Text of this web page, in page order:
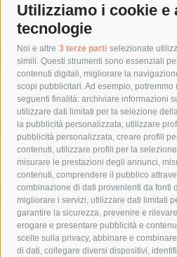
Utilizziamo i cookie e
tecnologie
Noi e altre 3 terze parti selezionate
simili. Questi strumenti sono essenziali
contenuti digitali, migliorare la
scopi pubblicitari. Ad esempio, potremmo
seguenti finalità: archiviare informazioni
utilizzare dati limitati per la selezione
la pubblicità personalizzata, utilizzare
pubblicità personalizzata, creare profili
contenuti, utilizzare profili per la
misurare le prestazioni degli annunci,
contenuti, comprendere il pubblico
combinazione di dati provenienti da fonti
migliorare i servizi, utilizzare dati limitati
garantire la sicurezza, prevenire e
erogare e presentare pubblicità e
scelte sulla privacy, abbinare e
di dati, collegare diversi dispositivi,
Tag
acqua allerta meteo
anas
area marina protetta di punta
Asl Napoli 3 sud
capitaneria di
castellammare di stabia
comune di sorrento
concerto
costiera amalfitana
covid-19
fondazione sorrento
gori
lavori
lorenzo balducelli mare